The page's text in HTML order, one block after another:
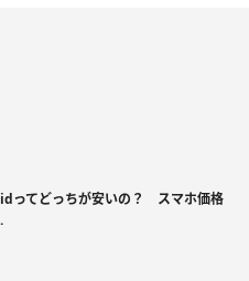
ってどっちが安いの？ スマホ価格